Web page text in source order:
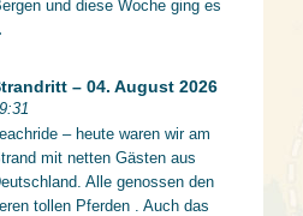
und diese Woche ging es
– 04. August 2026
– heute waren wir am
mit netten Gästen aus
Alle genossen den
tollen Pferden . Auch das